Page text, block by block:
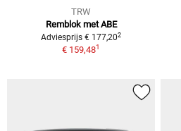
TRW
Remblok met ABE
Adviesprijs € 177,202
€ 159,481